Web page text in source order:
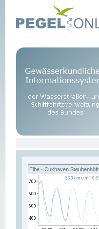
Elbe - Cuxhaven Steubenhöft